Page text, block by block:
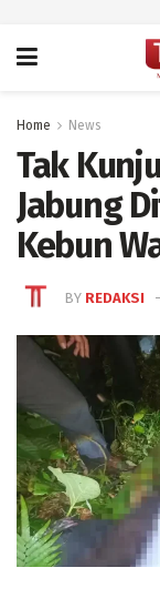
Home News
Tak
Jabung
Kebun
BY REDAKSI